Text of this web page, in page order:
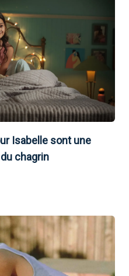
Isabelle sont une
chagrin